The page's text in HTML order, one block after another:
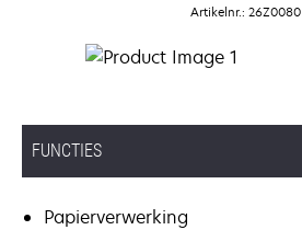
Artikelnr.: 26Z0080
FUNCTIES
Papierverwerking